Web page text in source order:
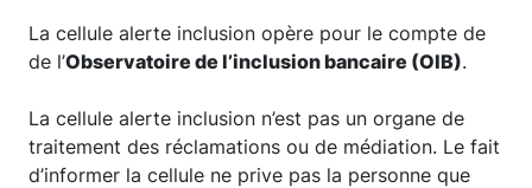
La cellule alerte inclusion opère pour le compte de
de l’Observatoire de l’inclusion bancaire (OIB).
La cellule alerte inclusion n’est pas un organe de
traitement des réclamations ou de médiation. Le fait
d’informer la cellule ne prive pas la personne que